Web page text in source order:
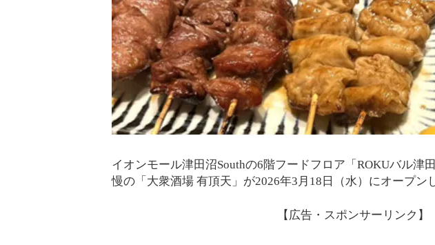
イオンモール津田沼Southの6階フードフロア「ROKUバル津
慢の「大衆酒場 有頂天」が2026年3月18日（水）にオープン
【広告・スポンサーリンク】